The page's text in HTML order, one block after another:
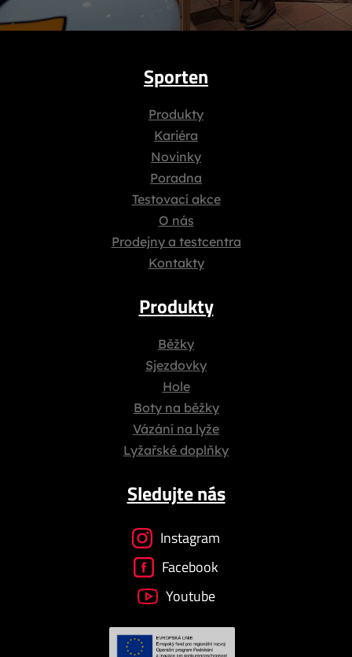
Sporten
Produkty
Kariéra
Novinky
Poradna
Testovací akce
O nás
Prodejny a testcentra
Kontakty
Produkty
Běžky
Sjezdovky
Hole
Boty na běžky
Vázání na lyže
Lyžařské doplňky
Sledujte nás
Instagram
Facebook
Youtube